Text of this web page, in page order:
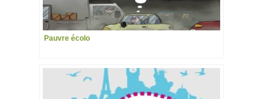
Pauvre écolo